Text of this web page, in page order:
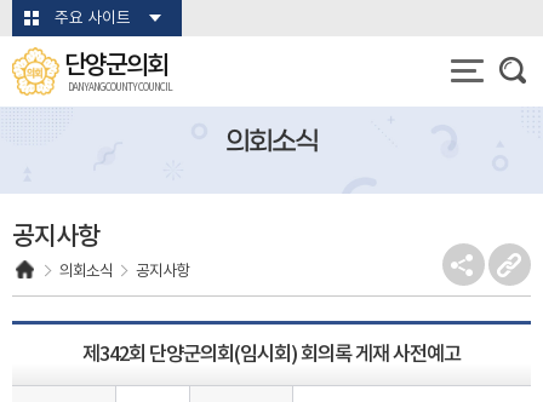
본문바로가기주요 사이트
단양군의회
DANYANG COUNTY COUNCIL
의회소식
공지사항
의회소식 공지사항
제342회 단양군의회(임시회) 회의록 게재 사전예고